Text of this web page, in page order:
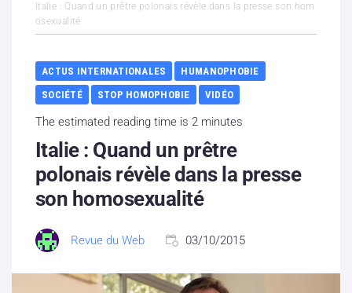
Contenus litigieux
Nous soutenir
Boutique
Partenaires
Contacts
Italie : Quand un prêtre polonais révèle dans la presse son hom
osexualité
ACTUS INTERNATIONALES
HUMANOPHOBIE
SOCIÉTÉ
STOP HOMOPHOBIE VIDÉO
The estimated reading time is 2 minutes
Italie : Quand un prêtre
polonais révèle dans la presse
son homosexualité
Revue du Web 03/10/2015